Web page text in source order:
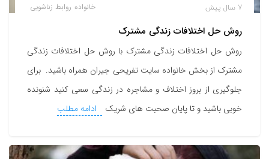
خانواده روابط زناشویی 7 سال پیش
روش حل اختلافات زندگی مشترک
روش حل اختلافات زندگی مشترک با روش حل اختلافات زندگی
مشترک از بخش خانواده سایت تفریحی جیران همراه باشید. برای
جلوگیری از بروز اختلاف و مشاجره در زندگی سعی کنید شنونده
خوبی باشید و تا پایان صحبت های شریک
ادامه مطلب